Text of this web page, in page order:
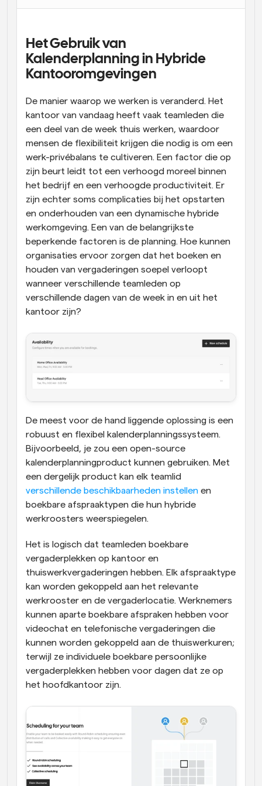
Supercharged planning met AI-gestuurde
Blog
Blijf op de hoogte van het laatste nieuws en updates
Instant Vergaderingen
Ontmoet cliënten binnen enkele minuten
Dynamische Groep Links
Boek naadloos vergaderingen met meerdere mensen
Webhooks
Ontvang een melding wanneer er iets gebeurt
Het Gebruik van
Kalenderplanning in Hybride
Kantooromgevingen
De manier waarop we werken is veranderd. Het
kantoor van vandaag heeft vaak teamleden die
een deel van de week thuis werken, waardoor
mensen de flexibiliteit krijgen die nodig is om een
werk-privébalans te cultiveren. Een factor die op
zijn beurt leidt tot een verhoogd moreel binnen
het bedrijf en een verhoogde productiviteit. Er
zijn echter soms complicaties bij het opstarten
en onderhouden van een dynamische hybride
werkomgeving. Een van de belangrijkste
beperkende factoren is de planning. Hoe kunnen
organisaties ervoor zorgen dat het boeken en
houden van vergaderingen soepel verloopt
wanneer verschillende teamleden op
verschillende dagen van de week in en uit het
kantoor zijn?
De meest voor de hand liggende oplossing is een
robuust en flexibel kalenderplanningssysteem.
Bijvoorbeeld, je zou een open-source
kalenderplanningproduct kunnen gebruiken. Met
verschillende beschikbaarheden instellen en
boekbare afspraaktypen die hun hybride
werkroosters weerspiegelen.
Het is logisch dat teamleden boekbare
vergaderplekken op kantoor en
thuiswerkvergaderingen hebben. Elk afspraaktype
kan worden gekoppeld aan het relevante
werkrooster en de vergaderlocatie. Werknemers
kunnen aparte boekbare afspraken hebben voor
videochat en telefonische vergaderingen die
kunnen worden gekoppeld aan de thuiswerkuren;
terwijl ze individuele boekbare persoonlijke
vergaderplekken hebben voor dagen dat ze op
het hoofdkantoor zijn.